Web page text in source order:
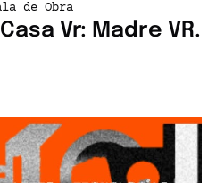
de Obra
Vr: Madre VR.